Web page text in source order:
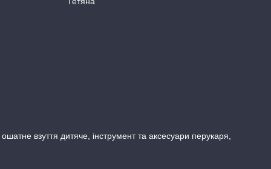
взуття дитяче, інструмент та аксесуари перукаря,